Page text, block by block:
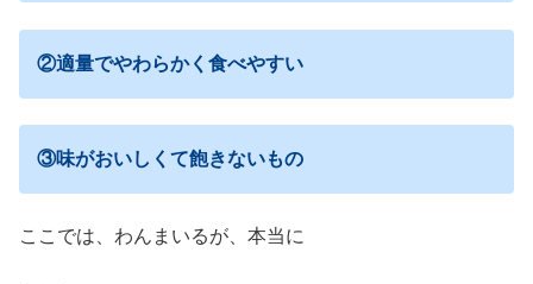
②適量でやわらかく食べやすい
③味がおいしくて飽きないもの
ここでは、わんまいるが、本当に